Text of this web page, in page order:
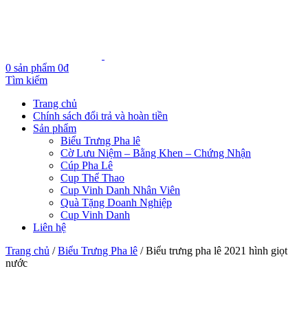
0 sản phẩm 0₫
Tìm kiếm
Trang chủ
Chính sách đổi trả và hoàn tiền
Sản phẩm
Biểu Trưng Pha lê
Cờ Lưu Niệm – Bằng Khen – Chứng Nhận
Cúp Pha Lê
Cup Thể Thao
Cup Vinh Danh Nhân Viên
Quà Tặng Doanh Nghiệp
Cup Vinh Danh
Liên hệ
Trang chủ /Biểu Trưng Pha lê /Biểu trưng pha lê 2021 hình giọt
nước